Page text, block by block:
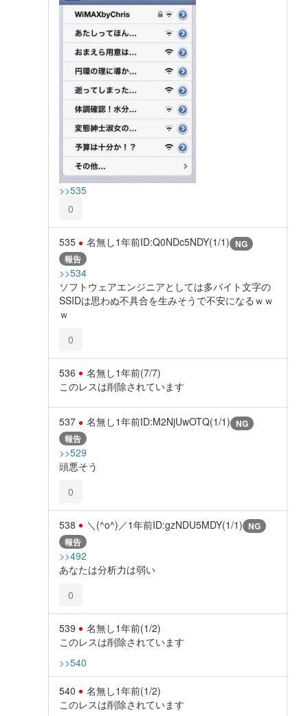
>>535
0
535 名無し1年前ID:Q0NDc5NDY(1/1) NG
報告
>>534
ソフトウェアエンジニアとしては多バイト文字の
SSIDは思わぬ不具合を生みそうで不安になるｗｗ
ｗ
0
536 名無し1年前(7/7)
このレスは削除されています
537 名無し1年前ID:M2NjUwOTQ(1/1) NG
報告
>>529
頭悪そう
0
538 ＼(^o^)／1年前ID:gzNDU5MDY(1/1) NG
報告
>>492
あなたは分析力は弱い
0
539 名無し1年前(1/2)
このレスは削除されています
>>540
540 名無し1年前(1/2)
このレスは削除されています